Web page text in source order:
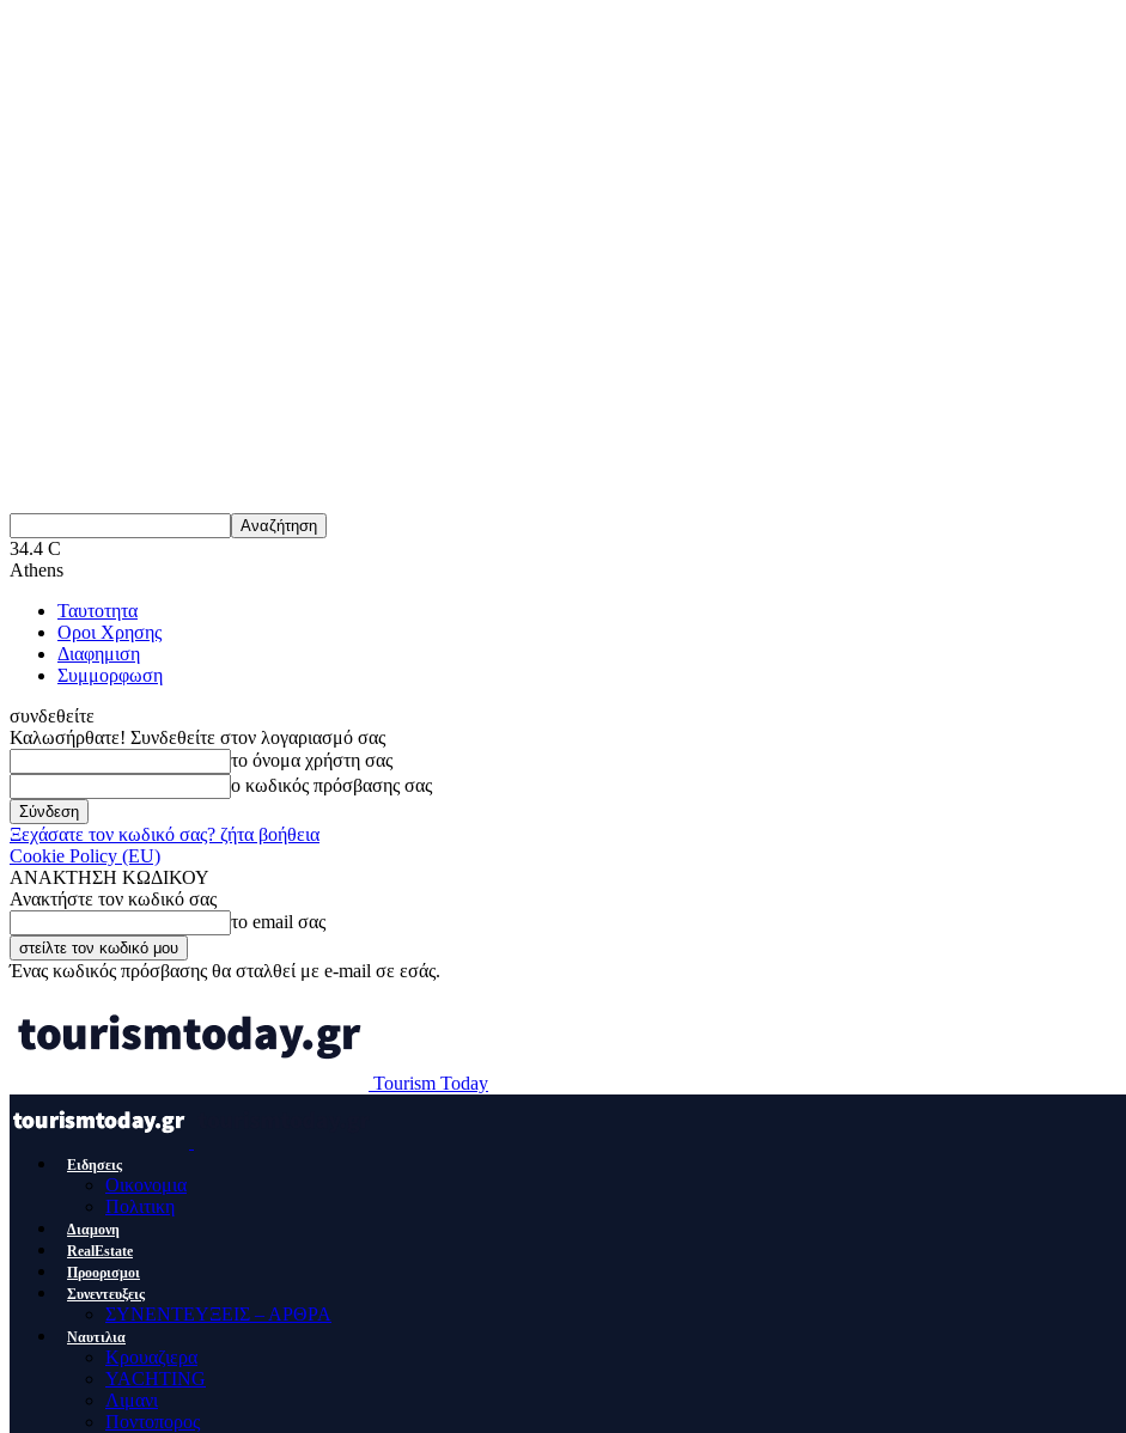
34.4 C
Athens
Ταυτοτητα
Οροι Χρησης
Διαφημιση
Συμμορφωση
συνδεθείτε
Καλωσήρθατε! Συνδεθείτε στον λογαριασμό σας
το όνομα χρήστη σας
ο κωδικός πρόσβασης σας
Ξεχάσατε τον κωδικό σας? ζήτα βοήθεια
Cookie Policy (EU)
ΑΝΑΚΤΗΣΗ ΚΩΔΙΚΟΥ
Ανακτήστε τον κωδικό σας
το email σας
Ένας κωδικός πρόσβασης θα σταλθεί με e-mail σε εσάς.
Tourism Today
Ειδησεις
Οικονομια
Πολιτικη
Διαμονη
RealEstate
Προορισμοι
Συνεντευξεις
ΣΥΝΕΝΤΕΥΞΕΙΣ – ΑΡΘΡΑ
Ναυτιλια
Κρουαζιερα
YACHTING
Λιμανι
Ποντοπορος